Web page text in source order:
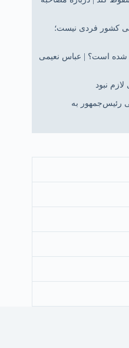
کشور فردی نیست؛
شده است؟ | عباس نعیمی
رئیس‌جمهور به